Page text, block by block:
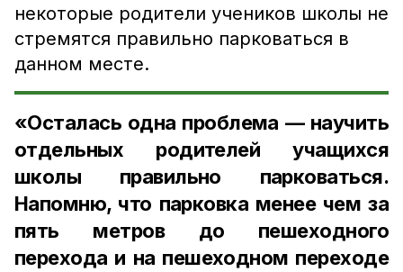
некоторые родители учеников школы не
стремятся правильно парковаться в
данном месте.
«Осталась одна проблема — научить
отдельных родителей учащихся
школы правильно парковаться.
Напомню, что парковка менее чем за
пять метров до пешеходного
перехода и на пешеходном переходе